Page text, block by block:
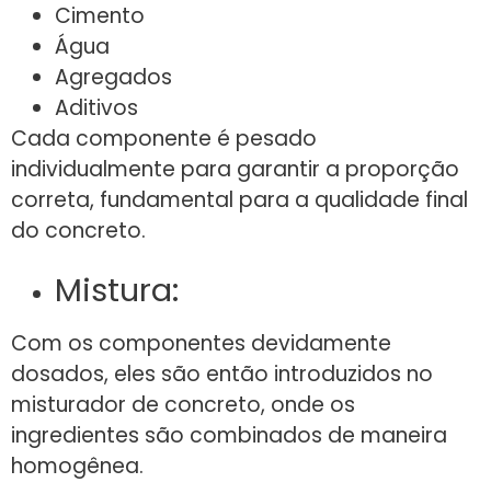
Cimento
Água
Agregados
Aditivos
Cada componente é pesado
individualmente para garantir a proporção
correta, fundamental para a qualidade final
do concreto.
Mistura:
Com os componentes devidamente
dosados, eles são então introduzidos no
misturador de concreto, onde os
ingredientes são combinados de maneira
homogênea.